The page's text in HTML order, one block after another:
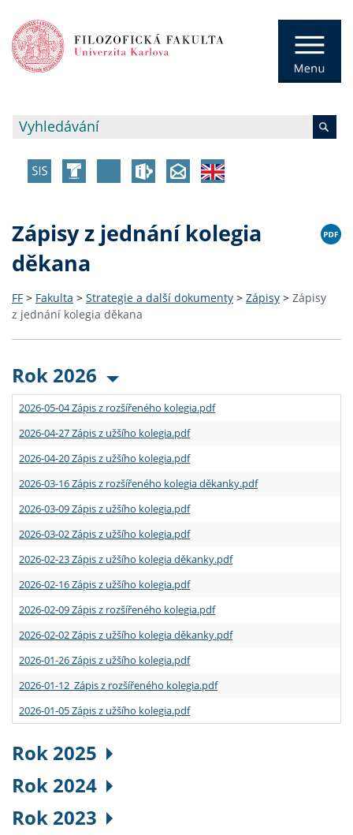
Zápisy z jednání kolegia
děkana
FF > Fakulta > Strategie a další dokumenty > Zápisy > Zápisy
z jednání kolegia děkana
Rok 2026
2026-05-04 Zápis z rozšířeného kolegia.pdf
2026-04-27 Zápis z užšího kolegia.pdf
2026-04-20 Zápis z užšího kolegia.pdf
2026-03-16 Zápis z rozšířeného kolegia děkanky.pdf
2026-03-09 Zápis z užšího kolegia.pdf
2026-03-02 Zápis z užšího kolegia.pdf
2026-02-23 Zápis z užšího kolegia děkanky.pdf
2026-02-16 Zápis z užšího kolegia.pdf
2026-02-09 Zápis z rozšířeného kolegia.pdf
2026-02-02 Zápis z užšího kolegia děkanky.pdf
2026-01-26 Zápis z užšího kolegia.pdf
2026-01-12 Zápis z rozšířeného kolegia.pdf
2026-01-05 Zápis z užšího kolegia.pdf
Rok 2025
Rok 2024
Rok 2023